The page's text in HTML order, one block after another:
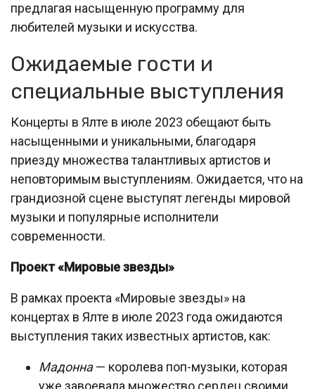
предлагая насыщенную программу для
любителей музыки и искусства.
Ожидаемые гости и
специальные выступления
Концерты в Ялте в июле 2023 обещают быть
насыщенными и уникальными, благодаря
приезду множества талантливых артистов и
неповторимым выступлениям. Ожидается, что на
грандиозной сцене выступят легенды мировой
музыки и популярные исполнители
современности.
Проект «Мировые звезды»
В рамках проекта «Мировые звезды» на
концертах в Ялте в июле 2023 года ожидаются
выступления таких известных артистов, как:
Мадонна— королева поп-музыки, которая
уже завоевала множество сердец своими